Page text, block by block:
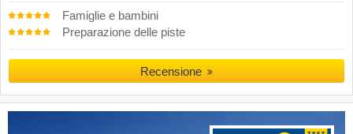
Famiglie e bambini
Preparazione delle piste
Recensione